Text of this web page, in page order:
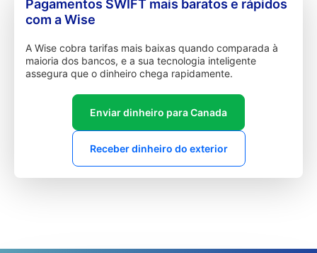
Pagamentos SWIFT mais baratos e rápidos
com a Wise
A Wise cobra tarifas mais baixas quando comparada à
maioria dos bancos, e a sua tecnologia inteligente
assegura que o dinheiro chega rapidamente.
Enviar dinheiro para Canada
Receber dinheiro do exterior